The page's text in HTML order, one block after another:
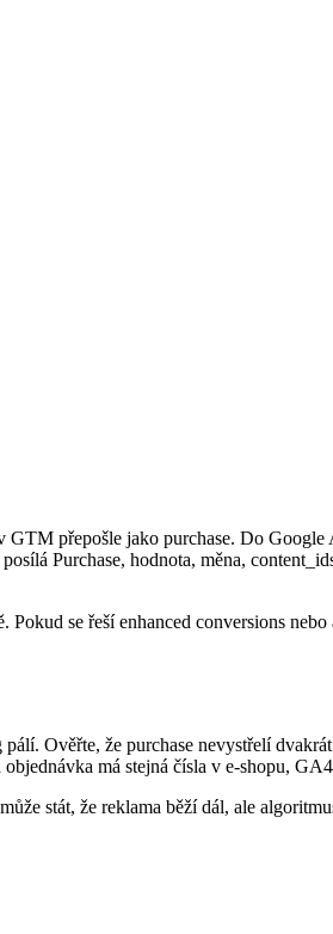
přepošle jako purchase. Do
Purchase, hodnota, měna,
se řeší enhanced conversions
Ověřte, že purchase nevystřelí
má stejná čísla v e-shopu,
stát, že reklama běží dál, ale